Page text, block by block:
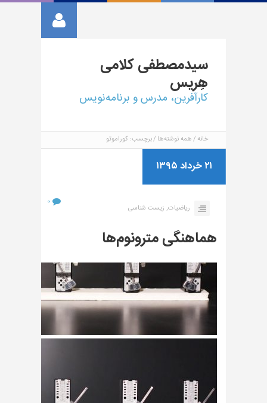
سیدمصطفیکلامی
هِریس
کارآفرین، مدرس و برنامه‌نویس
خانه همه نوشته‌ها برچسب: کوراموتو
۲۱ خرداد ۱۳۹۵
ریاضیات, زیست شناسی
۰
هماهنگی مترونوم‌ها